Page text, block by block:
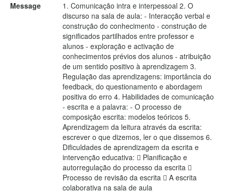
Message
1. Comunicação intra e interpessoal 2. O
discurso na sala de aula: - Interacção verbal e
construção do conhecimento - construção de
significados partilhados entre professor e
alunos - exploração e activação de
conhecimentos prévios dos alunos - atribuição
de um sentido positivo à aprendizagem 3.
Regulação das aprendizagens: importância do
feedback, do questionamento e abordagem
positiva do erro 4. Habilidades de comunicação
- escrita e a palavra: - O processo de
composição escrita: modelos teóricos 5.
Aprendizagem da leitura através da escrita:
escrever o que dizemos, ler o que dissemos 6.
Dificuldades de aprendizagem da escrita e
intervenção educativa:  Planificação e
autorregulação do processo da escrita 
Processo de revisão da escrita  A escrita
colaborativa na sala de aula